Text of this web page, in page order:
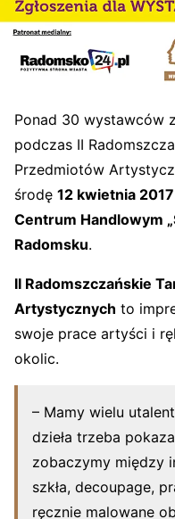
Ponad 30 wystawców
podczas II
Przedmiotów
środę 12 kwietnia
Centrum Handlowym
Radomsku.
II Radomszczańskie
Artystycznych to
swoje prace artyści i
okolic.
– Mamy wielu
dzieła trzeba
zobaczymy między
szkła, decoupage,
ręcznie malowane